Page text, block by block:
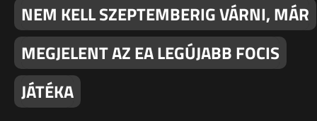
NEM KELL SZEPTEMBERIG VÁRNI, MÁR
MEGJELENT AZ EA LEGÚJABB FOCIS
JÁTÉKA